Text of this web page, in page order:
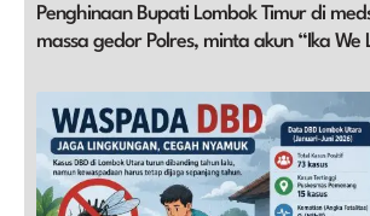
Penghinaan Bupati Lombok Timur di
massa gedor Polres, minta akun “Ika We